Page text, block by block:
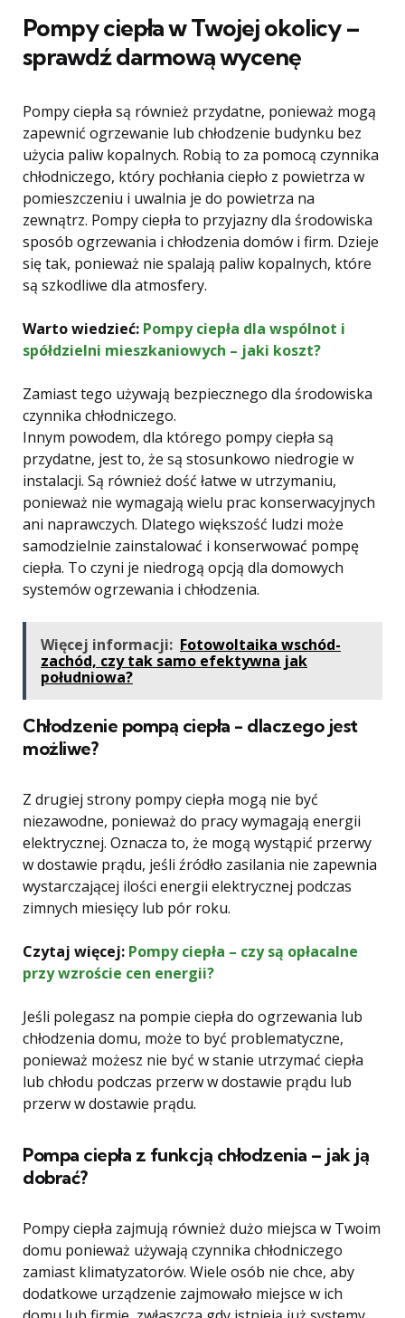
Pompy ciepła w Twojej okolicy –
sprawdź darmową wycenę
Pompy ciepła są również przydatne, ponieważ mogą
zapewnić ogrzewanie lub chłodzenie budynku bez
użycia paliw kopalnych. Robią to za pomocą czynnika
chłodniczego, który pochłania ciepło z powietrza w
pomieszczeniu i uwalnia je do powietrza na
zewnątrz. Pompy ciepła to przyjazny dla środowiska
sposób ogrzewania i chłodzenia domów i firm. Dzieje
się tak, ponieważ nie spalają paliw kopalnych, które
są szkodliwe dla atmosfery.
Warto wiedzieć: Pompy ciepła dla wspólnot i
spółdzielni mieszkaniowych – jaki koszt?
Zamiast tego używają bezpiecznego dla środowiska
czynnika chłodniczego.
Innym powodem, dla którego pompy ciepła są
przydatne, jest to, że są stosunkowo niedrogie w
instalacji. Są również dość łatwe w utrzymaniu,
ponieważ nie wymagają wielu prac konserwacyjnych
ani naprawczych. Dlatego większość ludzi może
samodzielnie zainstalować i konserwować pompę
ciepła. To czyni je niedrogą opcją dla domowych
systemów ogrzewania i chłodzenia.
Więcej informacji: Fotowoltaika wschód-
zachód, czy tak samo efektywna jak
południowa?
Chłodzenie pompą ciepła - dlaczego jest
możliwe?
Z drugiej strony pompy ciepła mogą nie być
niezawodne, ponieważ do pracy wymagają energii
elektrycznej. Oznacza to, że mogą wystąpić przerwy
w dostawie prądu, jeśli źródło zasilania nie zapewnia
wystarczającej ilości energii elektrycznej podczas
zimnych miesięcy lub pór roku.
Czytaj więcej: Pompy ciepła – czy są opłacalne
przy wzroście cen energii?
Jeśli polegasz na pompie ciepła do ogrzewania lub
chłodzenia domu, może to być problematyczne,
ponieważ możesz nie być w stanie utrzymać ciepła
lub chłodu podczas przerw w dostawie prądu lub
przerw w dostawie prądu.
Pompa ciepła z funkcją chłodzenia – jak ją
dobrać?
Pompy ciepła zajmują również dużo miejsca w Twoim
domu ponieważ używają czynnika chłodniczego
zamiast klimatyzatorów. Wiele osób nie chce, aby
dodatkowe urządzenie zajmowało miejsce w ich